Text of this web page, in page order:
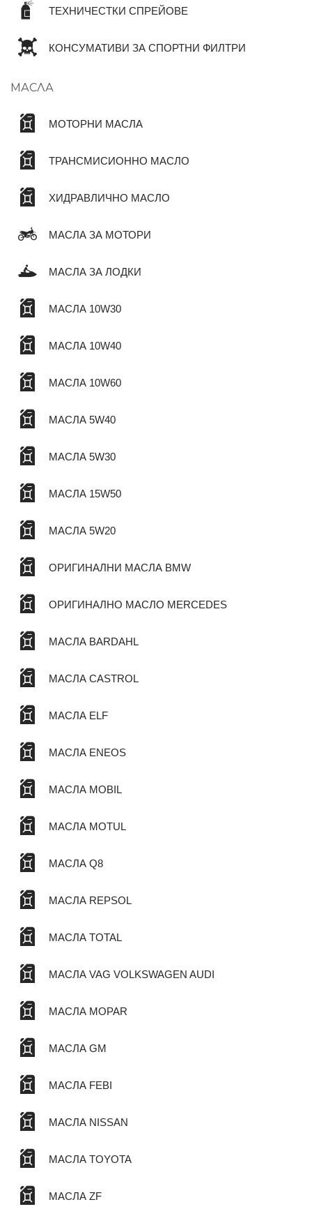
ТЕХНИЧЕСТКИ СПРЕЙОВЕ
КОНСУМАТИВИ ЗА СПОРТНИ ФИЛТРИ
МАСЛА
МОТОРНИ МАСЛА
ТРАНСМИСИОННО МАСЛО
ХИДРАВЛИЧНО МАСЛО
МАСЛА ЗА МОТОРИ
МАСЛА ЗА ЛОДКИ
МАСЛА 10W30
МАСЛА 10W40
МАСЛА 10W60
МАСЛА 5W40
МАСЛА 5W30
МАСЛА 15W50
МАСЛА 5W20
ОРИГИНАЛНИ МАСЛА BMW
ОРИГИНАЛНО МАСЛО MERCEDES
МАСЛА BARDAHL
МАСЛА CASTROL
МАСЛА ELF
МАСЛА ENEOS
МАСЛА MOBIL
МАСЛА MOTUL
МАСЛА Q8
МАСЛА REPSOL
МАСЛА TOTAL
МАСЛА VAG VOLKSWAGEN AUDI
МАСЛА MOPAR
МАСЛА GM
МАСЛА FEBI
МАСЛА NISSAN
МАСЛА TOYOTA
МАСЛА ZF